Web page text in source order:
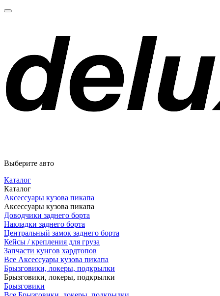
Выберите авто
Каталог
Каталог
Аксессуары кузова пикапа
Аксессуары кузова пикапа
Доводчики заднего борта
Накладки заднего борта
Центральный замок заднего борта
Кейсы / крепления для груза
Запчасти кунгов хардтопов
Все Аксессуары кузова пикапа
Брызговики, локеры, подкрылки
Брызговики, локеры, подкрылки
Брызговики